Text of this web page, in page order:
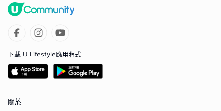
下載 U Lifestyle應用程式
關於